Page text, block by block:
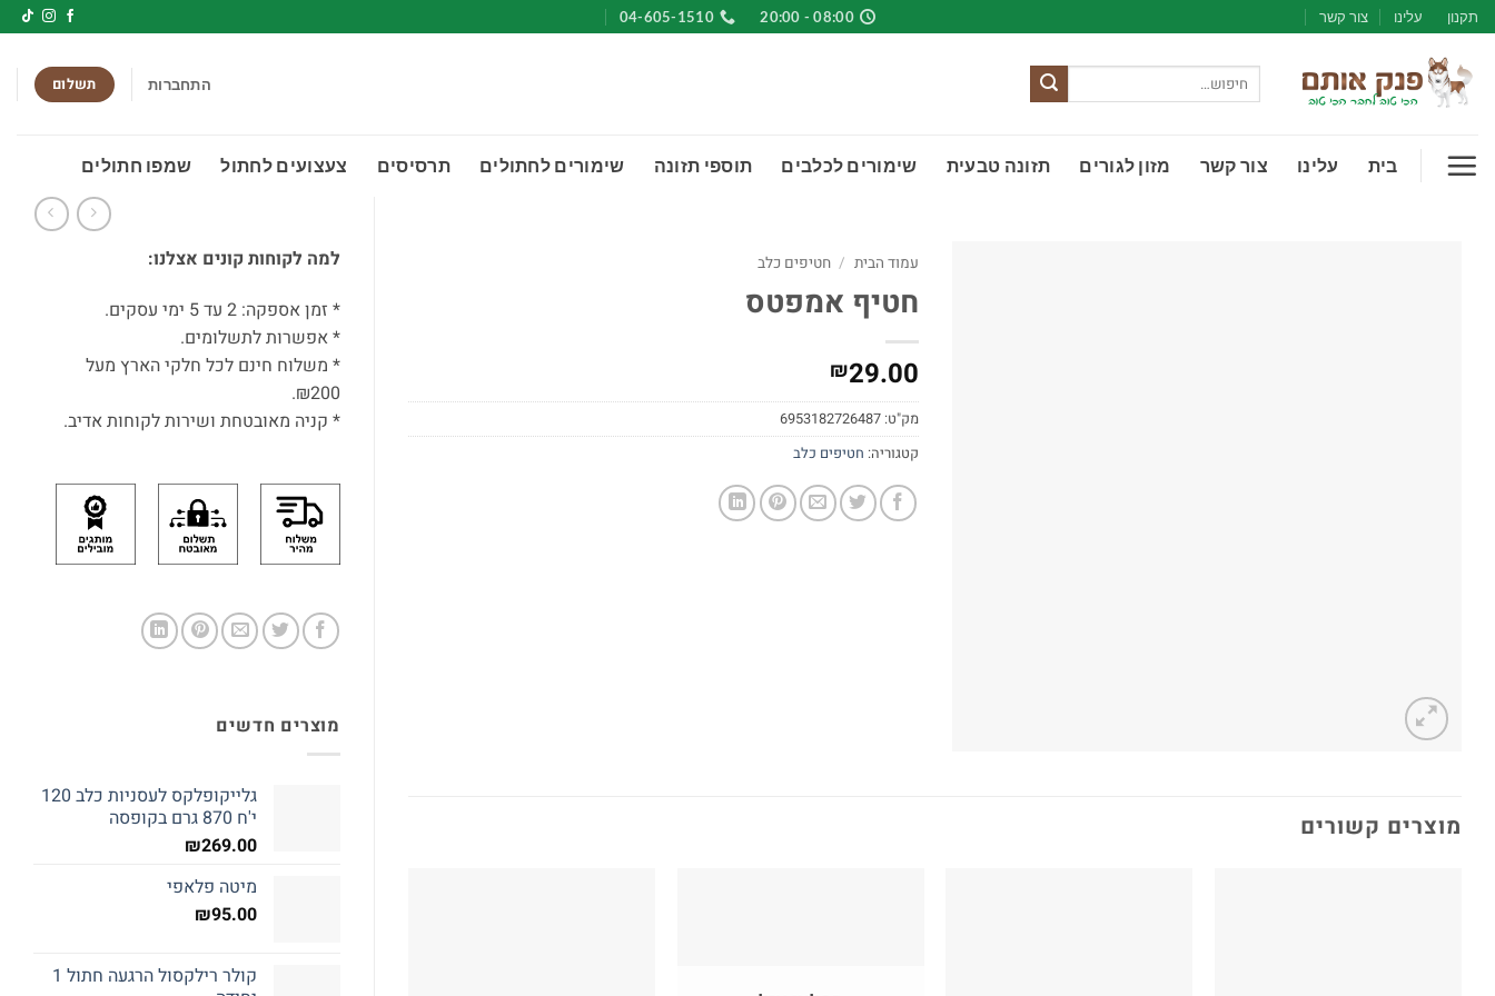
Skip
to
content
תקנון עלינו צור קשר 08:00 - 20:00
04-605-1510
עבור:
התחברות תשלום
בית עלינו צור קשר מזון לגורים תזונה טבעית שימורים לכלבים תוספי תזונה שימורים לחתולים תרסיסים צעצועים לחתול שמפו חתולים
למה לקוחות קונים אצלנו:
* זמן אספקה: 2 עד 5 ימי עסקים.
* אפשרות לתשלומים.
* משלוח חינם לכל חלקי הארץ מעל
₪200.
* קניה מאובטחת ושירות לקוחות אדיב.
מוצרים חדשים
גלייקופלקס לעסניות כלב 120
י'ח 870 גרם בקופסה
₪269.00
מיטה פלאפי
₪95.00
קולר רילקסול הרגעה חתול 1
עמוד הבית / חטיפים כלב
חטיף אמפטס
₪29.00
מק"ט:6953182726487
קטגוריה: חטיפים כלב
מוצרים קשורים